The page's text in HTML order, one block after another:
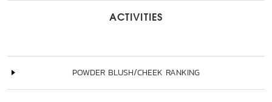
ACTIVITIES
POWDER BLUSH/CHEEK RANKING